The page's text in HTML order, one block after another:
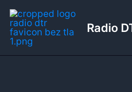
Przejdź
do
treści
Radio